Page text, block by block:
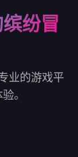
纷冒
业的游戏平
。